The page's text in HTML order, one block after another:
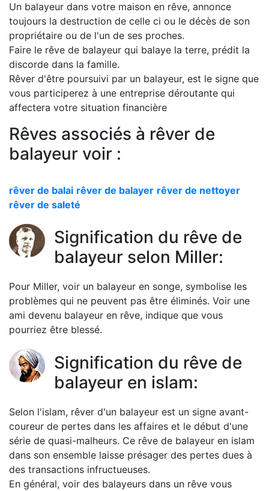
Un balayeur dans votre maison en rêve, annonce
toujours la destruction de celle ci ou le décès de son
propriétaire ou de l'un de ses proches.
Faire le rêve de balayeur qui balaye la terre, prédit la
discorde dans la famille.
Rêver d'être poursuivi par un balayeur, est le signe que
vous participerez à une entreprise déroutante qui
affectera votre situation financière
Rêves associés à rêver de
balayeur voir :
rêver de balai rêver de balayer rêver de nettoyer
rêver de saleté
Signification du rêve de
balayeur selon Miller:
Pour Miller, voir un balayeur en songe, symbolise les
problèmes qui ne peuvent pas être éliminés. Voir une
ami devenu balayeur en rêve, indique que vous
pourriez être blessé.
Signification du rêve de
balayeur en islam:
Selon l'islam, rêver d'un balayeur est un signe avant-
coureur de pertes dans les affaires et le début d'une
série de quasi-malheurs. Ce rêve de balayeur en islam
dans son ensemble laisse présager des pertes dues à
des transactions infructueuses.
En général, voir des balayeurs dans un rêve vous